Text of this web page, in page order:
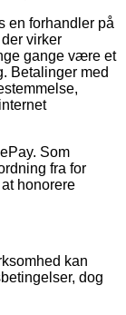
en forhandler på
virker
gange være et
Betalinger med
Som
fra for
honorere
kan
dog